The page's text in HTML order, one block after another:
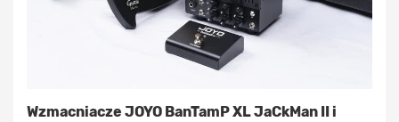
Wzmacniacze JOYO BanTamP XL JaCkMan II i